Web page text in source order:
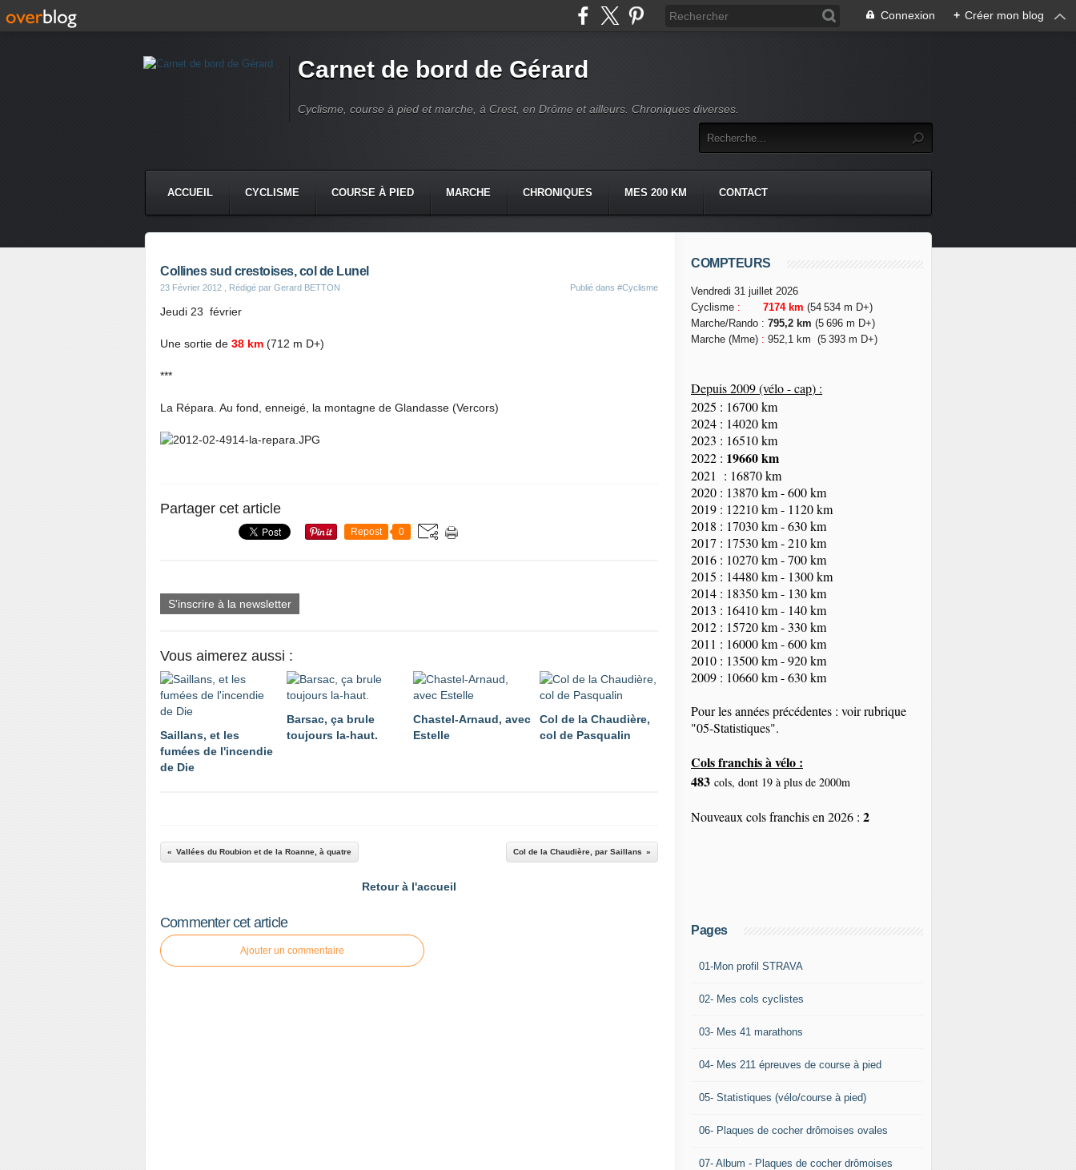
Connexion + Créer mon blog
Carnet de bord de Gérard
Cyclisme, course à pied et marche, à Crest, en Drôme et ailleurs. Chroniques diverses.
ACCUEIL CYCLISME COURSE À PIED MARCHE CHRONIQUES MES 200 KM CONTACT
Collines sud crestoises, col de Lunel
23 Février 2012 , Rédigé par Gerard BETTON Publié dans #Cyclisme
Jeudi 23 février
Une sortie de 38 km (712 m D+)
***
La Répara. Au fond, enneigé, la montagne de Glandasse (Vercors)
Partager cet article
Repost 0
S'inscrire à la newsletter
Vous aimerez aussi :
Saillans, et les
fumées de l'incendie
de Die
Barsac, ça brule
toujours la-haut.
Chastel-Arnaud, avec
Estelle
Col de la Chaudière,
col de Pasqualin
Vallées du Roubion et de la Roanne, à quatre Col de la Chaudière, par Saillans
Retour à l'accueil
Commenter cet article
Ajouter un commentaire
COMPTEURS
Vendredi 31 juillet 2026
Cyclisme : 7174 km (54 534 m D+)
Marche/Rando : 795,2 km (5 696 m D+)
Marche (Mme) : 952,1 km (5 393 m D+)
Depuis 2009 (vélo - cap) :
2025 : 16700 km
2024 : 14020 km
2023 : 16510 km
2022 : 19660 km
2021 : 16870 km
2020 : 13870 km - 600 km
2019 : 12210 km - 1120 km
2018 : 17030 km - 630 km
2017 : 17530 km - 210 km
2016 : 10270 km - 700 km
2015 : 14480 km - 1300 km
2014 : 18350km- 130 km
2013 : 16410 km - 140 km
2012 : 15720 km - 330 km
2011 : 16000 km - 600 km
2010 : 13500 km - 920 km
2009 : 10660 km - 630 km
Pour les années précédentes : voir rubrique
"05-Statistiques".
Cols franchis à vélo :
483 cols, dont 19 à plus de 2000m
Nouveaux cols franchis en 2026 : 2
Pages
01-Mon profil STRAVA
02- Mes cols cyclistes
03- Mes 41 marathons
04- Mes 211 épreuves de course à pied
05- Statistiques (vélo/course à pied)
06- Plaques de cocher drômoises ovales
07- Album - Plaques de cocher drômoises